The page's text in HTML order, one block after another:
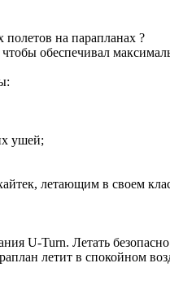
полетов на парапланах ?
обеспечивал
ушей;
летающим в своем
U-Turn. Летать
летит в спокойном